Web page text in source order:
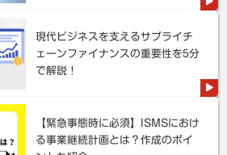
現代ビジネスを支えるサプライチ
ェーンファイナンスの重要性を5分
で解説！
【緊急事態時に必須】ISMSにおけ
る事業継続計画とは？作成のポイ